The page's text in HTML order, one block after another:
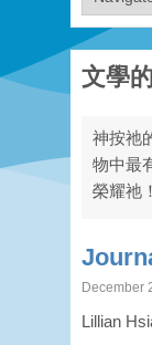
文學
神按祂
物中最
榮耀祂！
December
Lillian